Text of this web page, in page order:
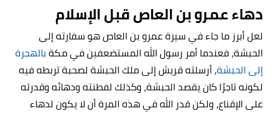
دهاء عمرو بن العاص قبل الإسلام
لعل أبرز ما جاء في سيرة عمرو بن العاص هو سفارته إلى
الحبشة، فعندما أمر رسول الله المستضعفين في مكةبالهجرة
إلى الحبشة، أرسلته قريش إلى ملك الحبشة لصحبة تربطه فيه
لكونه تاجرًا كان يقصد الحبشة، وكذلك لفطنته ودهائه وقدرته
على الإقناع، ولكن قدر الله في هذه المرة أن لا يكون لدهاء